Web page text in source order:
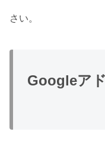
さい。
Googleア